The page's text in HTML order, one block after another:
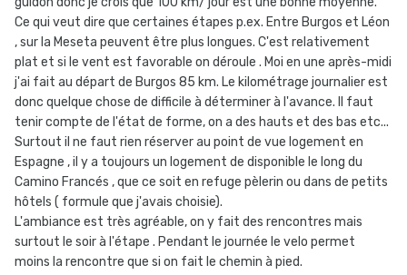
Ce qui veut dire que certaines étapes p.ex. Entre Burgos et Léon
, sur la Meseta peuvent être plus longues. C'est relativement
plat et si le vent est favorable on déroule . Moi en une après-midi
j'ai fait au départ de Burgos 85 km. Le kilométrage journalier est
donc quelque chose de difficile à déterminer à l'avance. Il faut
tenir compte de l'état de forme, on a des hauts et des bas etc...
Surtout il ne faut rien réserver au point de vue logement en
Espagne , il y a toujours un logement de disponible le long du
Camino Francés , que ce soit en refuge pèlerin ou dans de petits
hôtels ( formule que j'avais choisie).
L'ambiance est très agréable, on y fait des rencontres mais
surtout le soir à l'étape . Pendant le journée le velo permet
moins la rencontre que si on fait le chemin à pied.